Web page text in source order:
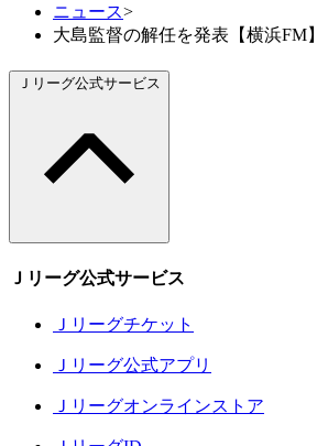
ニュース>
大島監督の解任を発表【横浜FM】
Ｊリーグ公式サービス
Ｊリーグ公式サービス
Ｊリーグチケット
Ｊリーグ公式アプリ
Ｊリーグオンラインストア